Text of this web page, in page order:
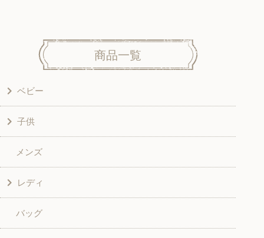
商品一覧
ベビー
洋服
和風衣類
グッズ
子供
ワンピース
シャツ・ブラウス
スカート・パンツ
メンズ
レディ
シャツ・ブラウス
バッグ